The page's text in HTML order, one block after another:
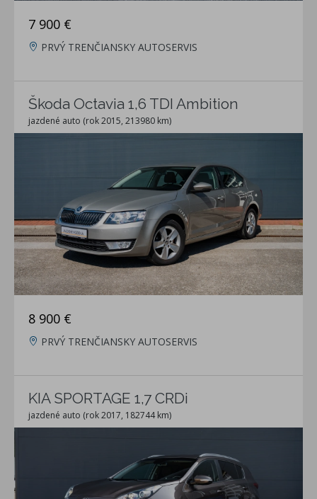
7 900 €
PRVÝ TRENČIANSKY AUTOSERVIS
Škoda Octavia 1,6 TDI Ambition
jazdené auto (rok 2015, 213980 km)
8 900 €
PRVÝ TRENČIANSKY AUTOSERVIS
KIA SPORTAGE 1,7 CRDi
jazdené auto (rok 2017, 182744 km)